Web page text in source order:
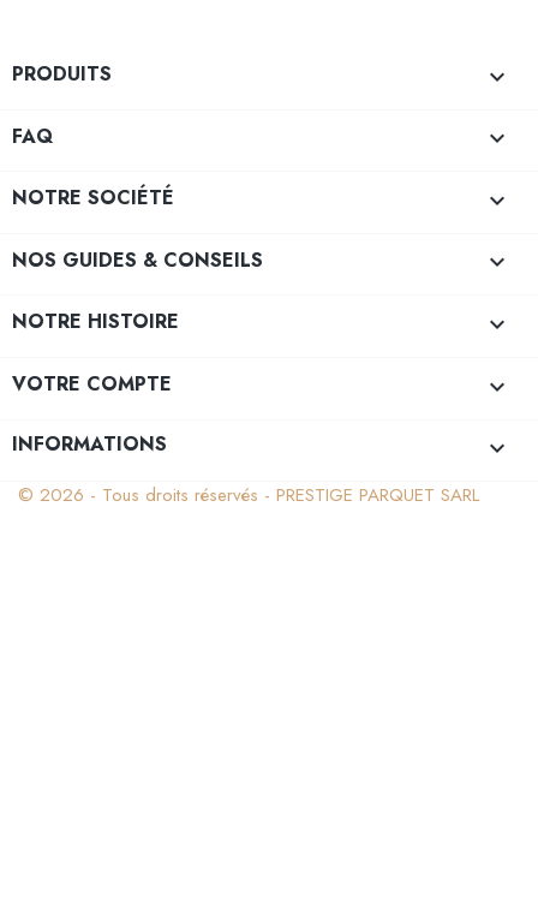
PRODUITS 
FAQ 
NOTRE SOCIÉTÉ 
NOS GUIDES & CONSEILS 
NOTRE HISTOIRE 
VOTRE COMPTE 
INFORMATIONS keyboard_arrow_down
© 2026 - Tous droits réservés - PRESTIGE PARQUET SARL